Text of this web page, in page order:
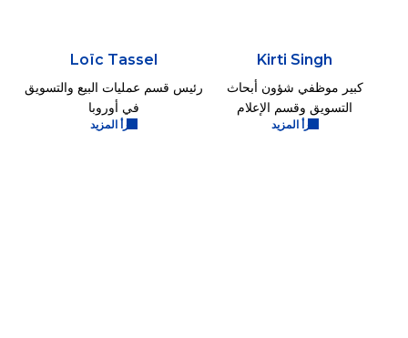
Kirti Singh
كبير موظفي شؤون أبحاث
التسويق وقسم الإعلام
اقرأ المزيد
Loïc Tassel
رئيس قسم عمليات البيع والتسويق
في أوروبا
اقرأ المزيد